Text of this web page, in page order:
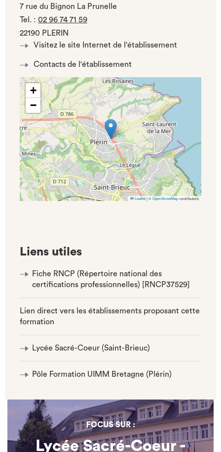
7 rue du Bignon La Prunelle
Tel. : 02 96 74 71 59
22190 PLERIN
Visitez le site Internet de l'établissement
Contacts de l'établissement
+
−
Leaflet|©OpenStreetMapcontributors
Liens utiles
Fiche RNCP (Répertoire national des
certifications professionnelles) [RNCP37529]
Lien direct vers les établissements proposant cette
formation
Lycée Sacré-Coeur (Saint-Brieuc)
Pôle Formation UIMM Bretagne (Plérin)
FOCUS SUR :
Lycée Sacré-Coeur -